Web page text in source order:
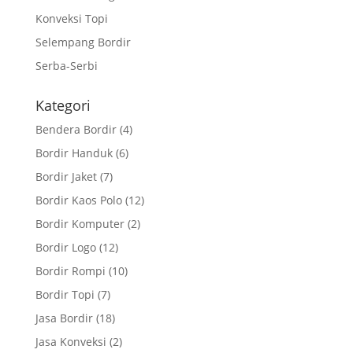
Konveksi Topi
Selempang Bordir
Serba-Serbi
Kategori
Bendera Bordir(4)
Bordir Handuk(6)
Bordir Jaket(7)
Bordir Kaos Polo(12)
Bordir Komputer(2)
Bordir Logo(12)
Bordir Rompi (10)
Bordir Topi (7)
Jasa Bordir(18)
Jasa Konveksi (2)